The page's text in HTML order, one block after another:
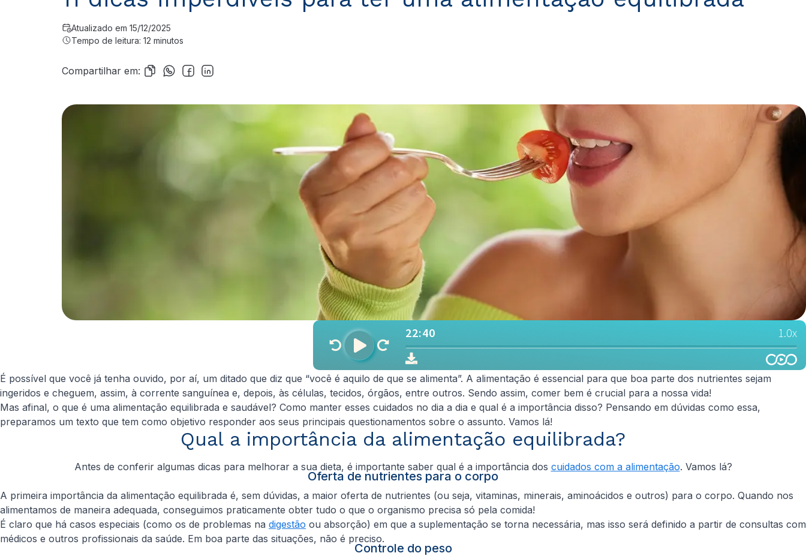
Atualizado em 15/12/2025
Tempo de leitura: 12 minutos
Compartilhar em:
É possível que você já tenha ouvido, por aí, um ditado que diz que “você é aquilo de que se alimenta”. A alimentação é essencial para que boa parte dos nutrientes sejam
ingeridos e cheguem, assim, à corrente sanguínea e, depois, às células, tecidos, órgãos, entre outros. Sendo assim, comer bem é crucial para a nossa vida!
Mas afinal, o que é uma alimentação equilibrada e saudável? Como manter esses cuidados no dia a dia e qual é a importância disso? Pensando em dúvidas como essa,
preparamos um texto que tem como objetivo responder aos seus principais questionamentos sobre o assunto. Vamos lá!
Qual a importância da alimentação equilibrada?
Antes de conferir algumas dicas para melhorar a sua dieta, é importante saber qual é a importância dos cuidados com a alimentação. Vamos lá?
Oferta de nutrientes para o corpo
A primeira importância da alimentação equilibrada é, sem dúvidas, a maior oferta de nutrientes (ou seja, vitaminas, minerais, aminoácidos e outros) para o corpo. Quando nos
alimentamos de maneira adequada, conseguimos praticamente obter tudo o que o organismo precisa só pela comida!
É claro que há casos especiais (como os de problemas na digestão ou absorção) em que a suplementação se torna necessária, mas isso será definido a partir de consultas com
médicos e outros profissionais da saúde. Em boa parte das situações, não é preciso.
Controle do peso